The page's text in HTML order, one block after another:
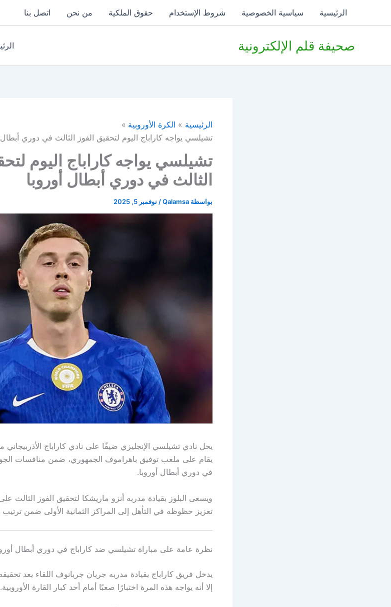
الرئيسية سياسية الخصوصية شروط الإستخدام حقوق الملكية من نحن اتصل بنا
صحيفة قلم الإلكترونية
الرئيسية
الكرة الأوروبية
تشيلسي يواجه كاراباج اليوم لتحقيق الفوز الثالث في دوري أبطال
تشيلسي يواجه كاراباج اليوم
الثالث في دوري أبطال أوروبا
بواسطة Qalamsa
/ نوفمبر 5, 2025
يحل نادي تشيلسي الإنجليزي ضيفًا على نادي كاراباج الأذربيجاني
يقام على ملعب توفيق باهراموف الجمهوري، ضمن منافسات
في دوري أبطال أوروبا.
ويسعى البلوز بقيادة مدربه أنزو ماريشكا لتحقيق الفوز الثالث
تعزيز حظوظه في التأهل إلى المراكز الثمانية الأولى ضمن ترتيب
نظرة عامة على مباراة تشيلسي ضد كاراباج في دوري أبطال
يدخل فريق كاراباج بقيادة مدربه جربان جربانوف اللقاء بعد
إلا أنه يواجه هذه المرة اختبارًا صعبًا أمام أحد كبار القارة الأوروبية.